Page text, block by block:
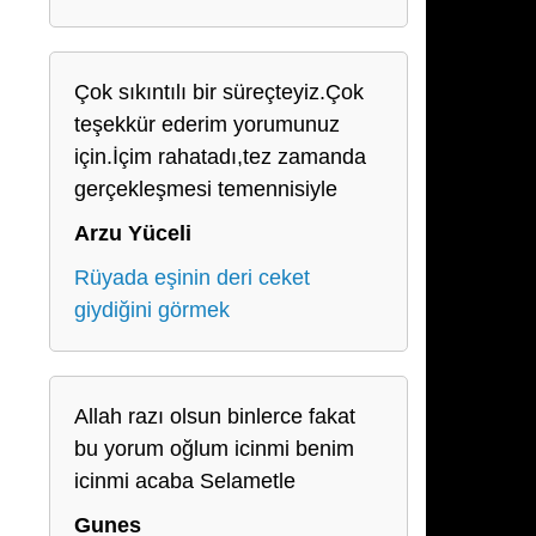
Çok sıkıntılı bir süreçteyiz.Çok
teşekkür ederim yorumunuz
için.İçim rahatadı,tez zamanda
gerçekleşmesi temennisiyle
Arzu Yüceli
Rüyada eşinin deri ceket
giydiğini görmek
Allah razı olsun binlerce fakat
bu yorum oğlum icinmi benim
icinmi acaba Selametle
Gunes